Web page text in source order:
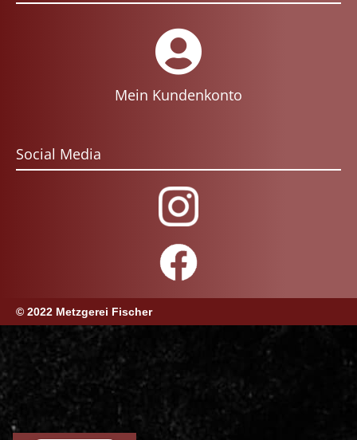
Mein Kundenkonto
Social Media
© 2022 Metzgerei Fischer